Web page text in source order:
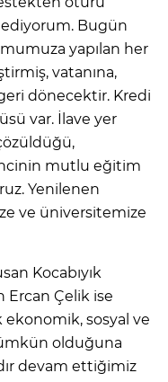
Bugün
yapılan her
vatanına,
dönecektir. Kredi
var. İlave yer
mutlu eğitim
Yenilenen
ve üniversitemize
Kocabıyık
Ercan Çelik ise
ekonomik, sosyal ve
olduğuna
devam ettiğimiz